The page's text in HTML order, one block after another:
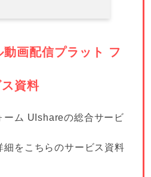
画配信プラット フ
資料
ーム UIshareの総合サービ
細をこちらのサービス資料